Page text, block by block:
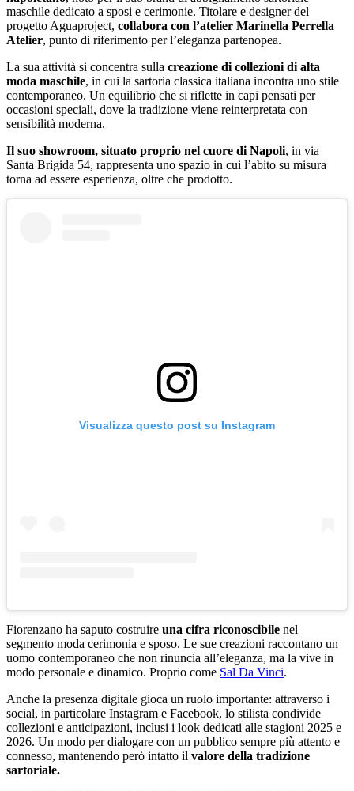
maschile dedicato a sposi e cerimonie. Titolare e designer del
progetto Aguaproject, collabora con l’atelier Marinella Perrella
Atelier, punto di riferimento per l’eleganza partenopea.
La sua attività si concentra sulla creazione di collezioni di alta
moda maschile, in cui la sartoria classica italiana incontra uno stile
contemporaneo. Un equilibrio che si riflette in capi pensati per
occasioni speciali, dove la tradizione viene reinterpretata con
sensibilità moderna.
Il suo showroom, situato proprio nel cuore di Napoli, in via
Santa Brigida 54, rappresenta uno spazio in cui l’abito su misura
torna ad essere esperienza, oltre che prodotto.
Visualizza questo post su Instagram
Fiorenzano ha saputo costruire una cifra riconoscibile nel
segmento moda cerimonia e sposo. Le sue creazioni raccontano un
uomo contemporaneo che non rinuncia all’eleganza, ma la vive in
modo personale e dinamico. Proprio come Sal Da Vinci.
Anche la presenza digitale gioca un ruolo importante: attraverso i
social, in particolare Instagram e Facebook, lo stilista condivide
collezioni e anticipazioni, inclusi i look dedicati alle stagioni 2025 e
2026. Un modo per dialogare con un pubblico sempre più attento e
connesso, mantenendo però intatto il valore della tradizione
sartoriale.